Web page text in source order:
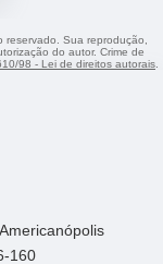
reservado. Sua reprodução,
do autor. Crime de
98 - Lei de direitos autorais
160